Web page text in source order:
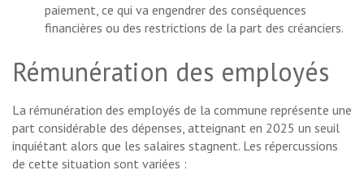
paiement, ce qui va engendrer des conséquences
financières ou des restrictions de la part des créanciers.
Rémunération des employés
La rémunération des employés de la commune représente une
part considérable des dépenses, atteignant en 2025 un seuil
inquiétant alors que les salaires stagnent. Les répercussions
de cette situation sont variées :